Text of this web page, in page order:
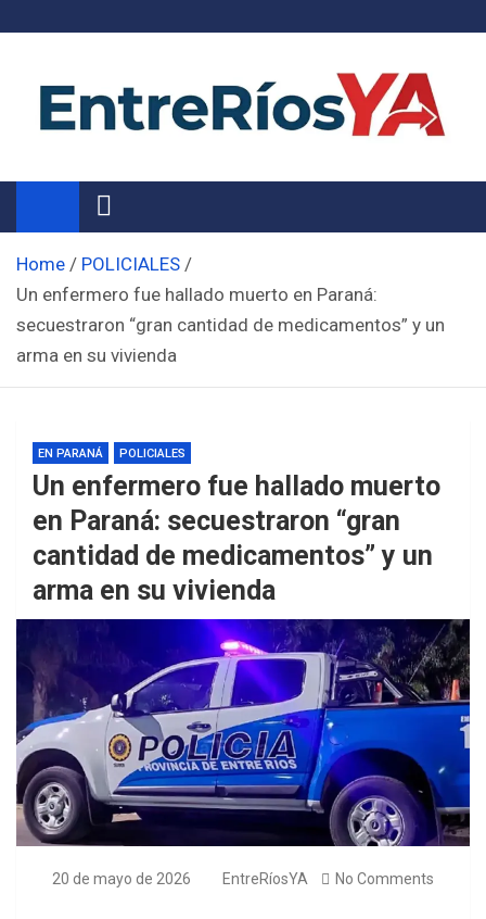
Noticias de Entre Ríos
Información de toda la provincia ahora
Home
POLICIALES
Un enfermero fue hallado muerto en Paraná:
secuestraron “gran cantidad de medicamentos” y un
arma en su vivienda
EN PARANÁ POLICIALES
Un enfermero fue hallado muerto
en Paraná: secuestraron “gran
cantidad de medicamentos” y un
arma en su vivienda
20 de mayo de 2026 EntreRíosYA No Comments